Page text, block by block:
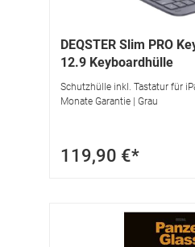
DEQSTER Slim PRO
12.9 Keyboardhülle
Schutzhülle inkl. Tastatur für
Monate Garantie | Grau
119,90 €*